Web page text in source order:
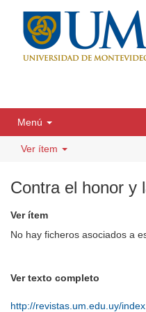
Menú
Ver ítem
Contra el honor y
Ver ítem
No hay ficheros asociados a
Ver texto completo
http://revistas.um.edu.uy/